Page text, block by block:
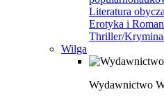
Literatura
Erotyka i
Thriller/
Wilga
Wydawnictwo